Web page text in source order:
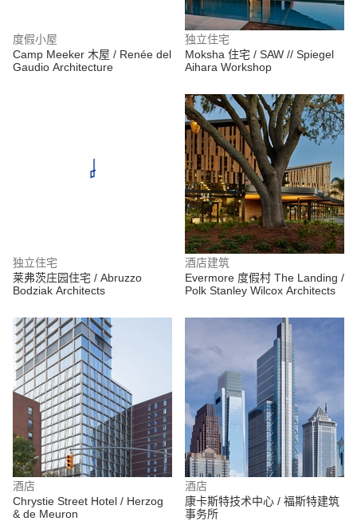
度假小屋
Camp Meeker 木屋 / Renée del
Gaudio Architecture
独立住宅
Moksha 住宅 / SAW // Spiegel
Aihara Workshop
独立住宅
莱弗茨庄园住宅 / Abruzzo
Bodziak Architects
酒店建筑
Evermore 度假村 The Landing /
Polk Stanley Wilcox Architects
酒店
Chrystie Street Hotel / Herzog
& de Meuron
酒店
康卡斯特技术中心 / 福斯特建筑
事务所